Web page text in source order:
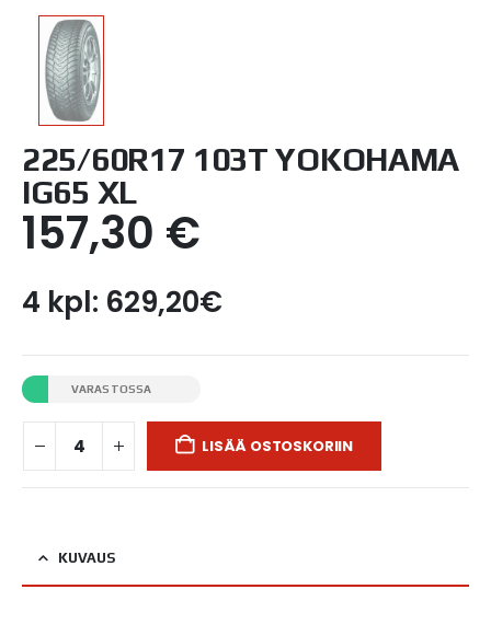
225/60R17 103T YOKOHAMA
IG65 XL
157,30 €
4 kpl: 629,20€
VARASTOSSA
LISÄÄ OSTOSKORIIN
KUVAUS